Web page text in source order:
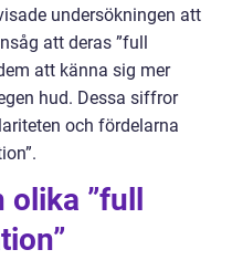
undersökningen att
att deras ”full
att känna sig mer
hud. Dessa siffror
och fördelarna
”full